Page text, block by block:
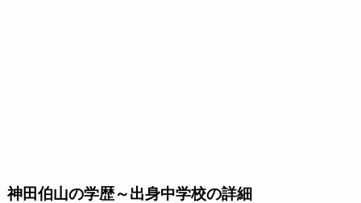
神田伯山の学歴～出身中学校の詳細